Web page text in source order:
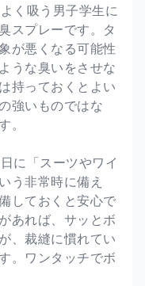
く吸う男子学生に
スプレーです。タ
が悪くなる可能性
うな臭いをさせな
持っておくとよい
強いものではな
。
に「スーツやワイ
う非常時に備え
しておくと安心で
あれば、サッとボ
、裁縫に慣れてい
。ワンタッチでボ